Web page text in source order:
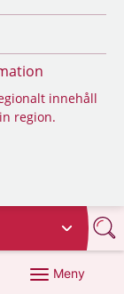
innehåll
region.
Meny